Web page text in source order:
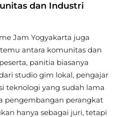
dan Industri
Jam Yogyakarta juga
antara komunitas dan
panitia biasanya
studio gim lokal, pengajar
teknologi yang sudah lama
pengembangan perangkat
hanya sebagai juri, tetapi